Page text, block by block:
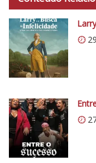
r
í
t
i
c
5
1
p
s
:
/
/
0
.
w
p
.